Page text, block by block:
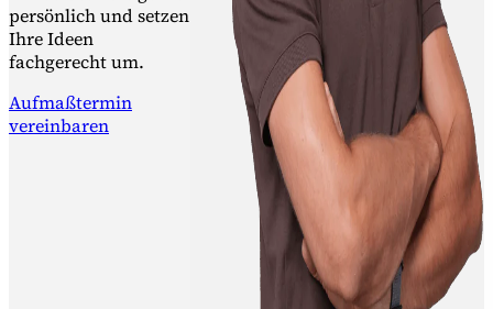
persönlich und setzen
Ihre Ideen
fachgerecht um.
Aufmaßtermin
vereinbaren